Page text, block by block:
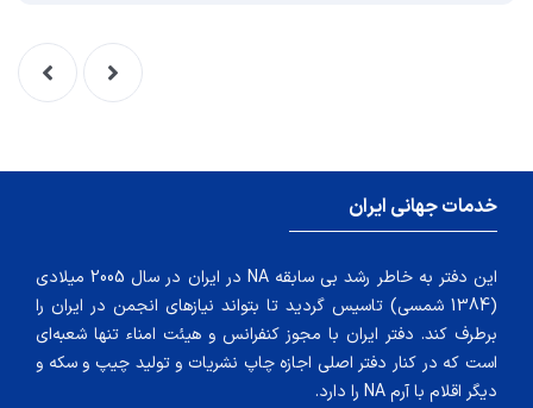
خدمات جهانی ایران
این دفتر به خاطر رشد بی سابقه NA در ایران در سال 2005 میلادی
(1384 شمسی) تاسیس گردید تا بتواند نیازهای انجمن در ایران را
برطرف کند. دفتر ایران با مجوز کنفرانس و هیئت امناء تنها شعبه‌ای
است که در کنار دفتر اصلی اجازه چاپ نشریات و تولید چیپ و سکه و
دیگر اقلام با آرم NA را دارد.